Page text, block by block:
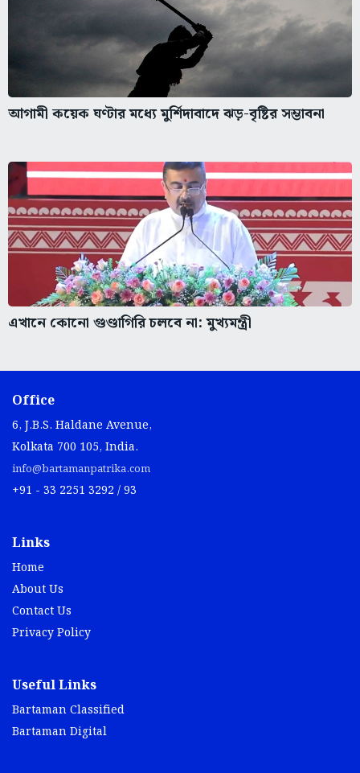
আগামী কয়েক ঘণ্টার মধ্যে মুর্শিদাবাদে ঝড়-বৃষ্টির সম্ভাবনা
এখানে কোনো গুণ্ডাগিরি চলবে না: মুখ্যমন্ত্রী
Office
6, J.B.S. Haldane Avenue,
Kolkata 700 105, India.
info@bartamanpatrika.com
+91 - 33 2251 3292 / 93
Links
Home
About Us
Contact Us
Privacy Policy
Useful Links
Bartaman Classified
Bartaman Digital